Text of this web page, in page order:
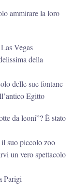
ammirare la loro
Vegas
della
delle sue fontane
Egitto
da leoni”? È stato
il suo piccolo zoo
un vero spettacolo
Parigi